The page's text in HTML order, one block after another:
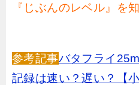
『じぶんのレベル』を
参考記事バタフライ
記録は速い？遅い？【